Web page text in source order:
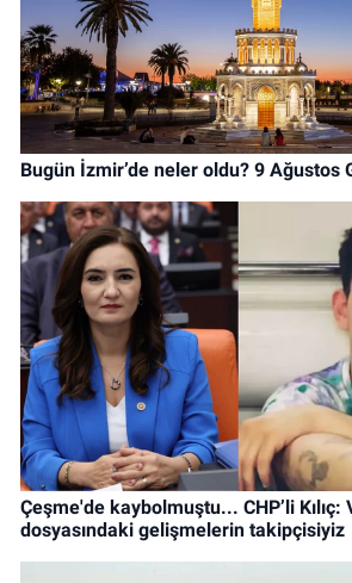
Bugün İzmir’de neler oldu? 9 Ağustos
Çeşme'de kaybolmuştu... CHP’li Kılıç:
dosyasındaki gelişmelerin takipçisiyiz